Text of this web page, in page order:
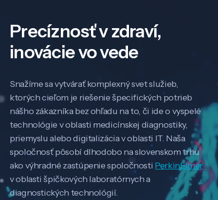
Precíznosť v zdraví,
inovácie vo vede
Snažíme sa vytvárať komplexný svet služieb,
ktorých cieľom je riešenie špecifických potrieb
nášho zákazníka bez ohľadu na to, či ide o vyspelé
technológie v oblasti medicínskej diagnostiky,
priemyslu alebo digitalizácia v oblasti IT. Naša
spoločnosť pôsobí dlhodobo na slovenskom trhu
ako výhradné zastúpenie spoločnosti PerkinElmer
v oblasti špičkových laboratórnych a
diagnostických technológií.